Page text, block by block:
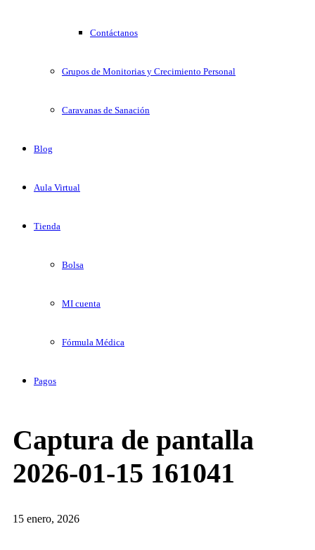
Contáctanos
Grupos de Monitorias y Crecimiento Personal
Caravanas de Sanación
Blog
Aula Virtual
Tienda
Bolsa
MI cuenta
Fórmula Médica
Pagos
Captura de pantalla
2026-01-15 161041
15 enero, 2026